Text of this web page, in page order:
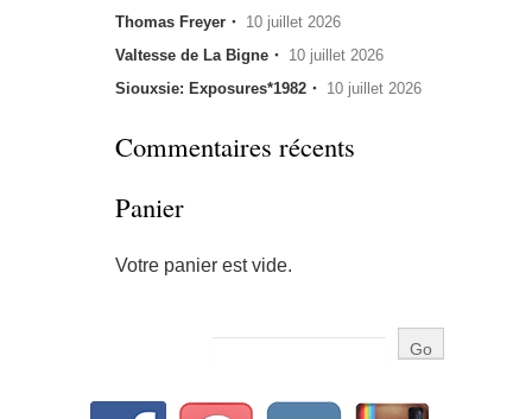
Thomas Freyer・ 10 juillet 2026
Valtesse de La Bigne・ 10 juillet 2026
Siouxsie: Exposures*1982・ 10 juillet 2026
Commentaires récents
Panier
Votre panier est vide.